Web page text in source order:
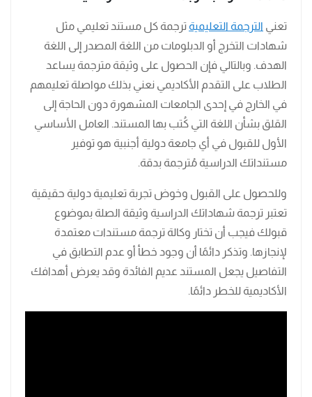
تعني الترجمة التعليمية ترجمة كل مستند تعليمي مثل
شهادات التخرج أو الدبلومات من اللغة المصدر إلى اللغة
الهدف. وبالتالي فإن الحصول على وثيقة مترجمة يساعد
الطلاب على التقدم الأكاديمي نعني بذلك مواصلة تعليمهم
في الخارج في إحدى الجامعات المشهورة دون الحاجة إلى
القلق بشأن اللغة التي كُتب بها المستند. العامل الأساسي
الأول للقبول في أي جامعة دولية أجنبية هو توفير
مستنداتك الدراسية مُترجمة بدقة.
وللحصول على القبول وخوض تجربة تعليمية دولية حقيقية
تعتبر ترجمة شهاداتك الدراسية وثيقة الصلة بموضوع
قبولك فيجب أن تختار وكالة ترجمة مستندات معتمدة
لإنجازها. وتذكر دائمًا أن وجود خطأ أو عدم التطابق في
التفاصيل يجعل المستند عديم الفائدة وقد يعرض أهدافك
الأكاديمية للخطر دائمًا.